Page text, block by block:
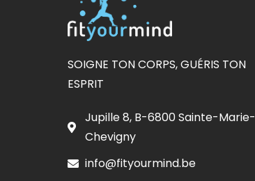
SOIGNE TON CORPS, GUÉRIS TON
ESPRIT
Jupille 8, B-6800 Sainte-Marie-
Chevigny
info@fityourmind.be